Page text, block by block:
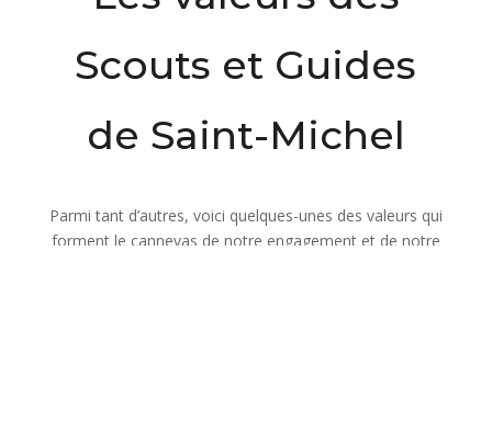
Scouts et Guides
de Saint-Michel
Parmi tant d’autres, voici quelques-unes des valeurs qui
forment le cannevas de notre engagement et de notre